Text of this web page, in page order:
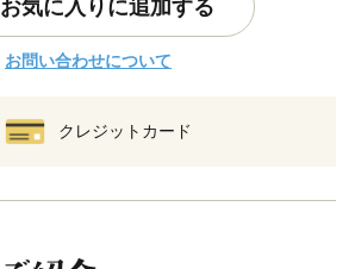
お気に入りに追加する
お問い合わせについて
クレジットカード